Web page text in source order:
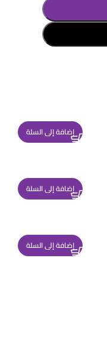
إضافة إلى السلة
إضافة إلى السلة
إضافة إلى السلة